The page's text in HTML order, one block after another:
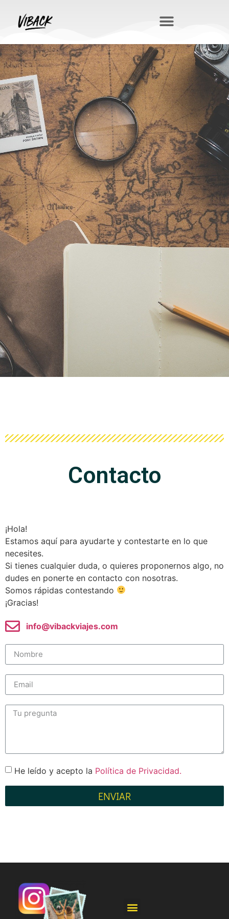
Contacto
¡Hola!
Estamos aquí para ayudarte y contestarte en lo que
necesites.
Si tienes cualquier duda, o quieres proponernos algo, no
dudes en ponerte en contacto con nosotras.
Somos rápidas contestando
¡Gracias!
info@vibackviajes.com
He leído y acepto la Política de Privacidad.
ENVIAR